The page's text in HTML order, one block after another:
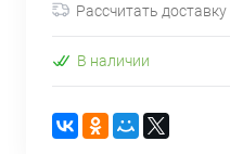
Рассчитать доставку
В наличии